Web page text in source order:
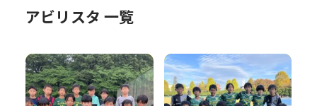
アビリスタ 一覧